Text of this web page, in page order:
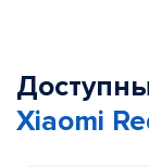
Xiaomi